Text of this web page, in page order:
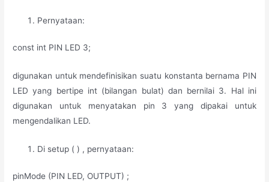
Pernyataan:
const int PIN LED 3;
digunakan untuk mendefinisikan suatu konstanta bernama PIN
LED yang bertipe int (bilangan bulat) dan bernilai 3. Hal ini
digunakan untuk menyatakan pin 3 yang dipakai untuk
mengendalikan LED.
Di setup ( ) , pernyataan:
pinMode (PIN LED, OUTPUT) ;